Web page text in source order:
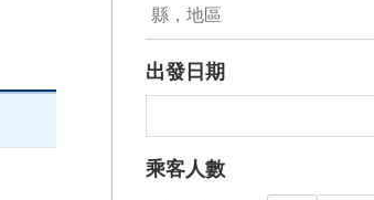
出發日期
乘客人數